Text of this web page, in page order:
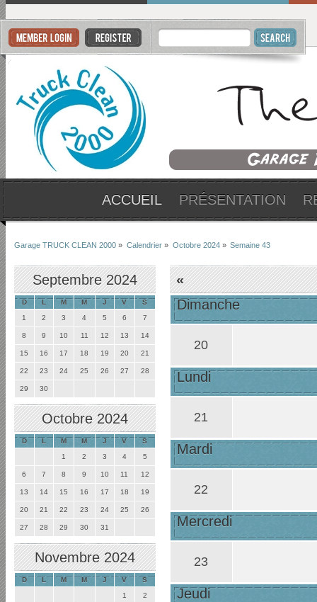
ACCUEIL PRÉSENTATION
Garage TRUCK CLEAN 2000 » Calendrier » Octobre 2024» Semaine 43
Septembre 2024
D L M M J V
S
1
2 3 4 5 6 7
8 9 10 11 12 13 14
15 16 17 18 19 20 21
22 23 24 25 26 27 28
29 30
Octobre 2024
D L M M J V
S
1
2 3 4 5
6 7 8 9 10 11 12
13 14 15 16 17 18 19
20 21 22 23 24 25 26
27 28 29 30 31
Novembre 2024
D L M M J V
S
1
2
«
Dimanche
20
Lundi
21
Mardi
22
Mercredi
23
Jeudi